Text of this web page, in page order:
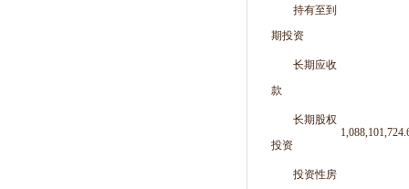
持有至到
期投资
长期应收
款
长期股权
投资
投资性房